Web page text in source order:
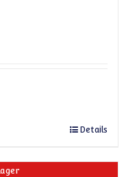
Details